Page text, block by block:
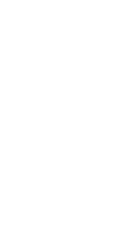
individuele cookies.